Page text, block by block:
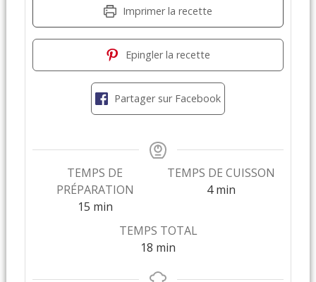
Imprimer la recette
Epingler la recette
Partager sur Facebook
TEMPS DE
PRÉPARATION
15 min
TEMPS DE CUISSON
4 min
TEMPS TOTAL
18 min